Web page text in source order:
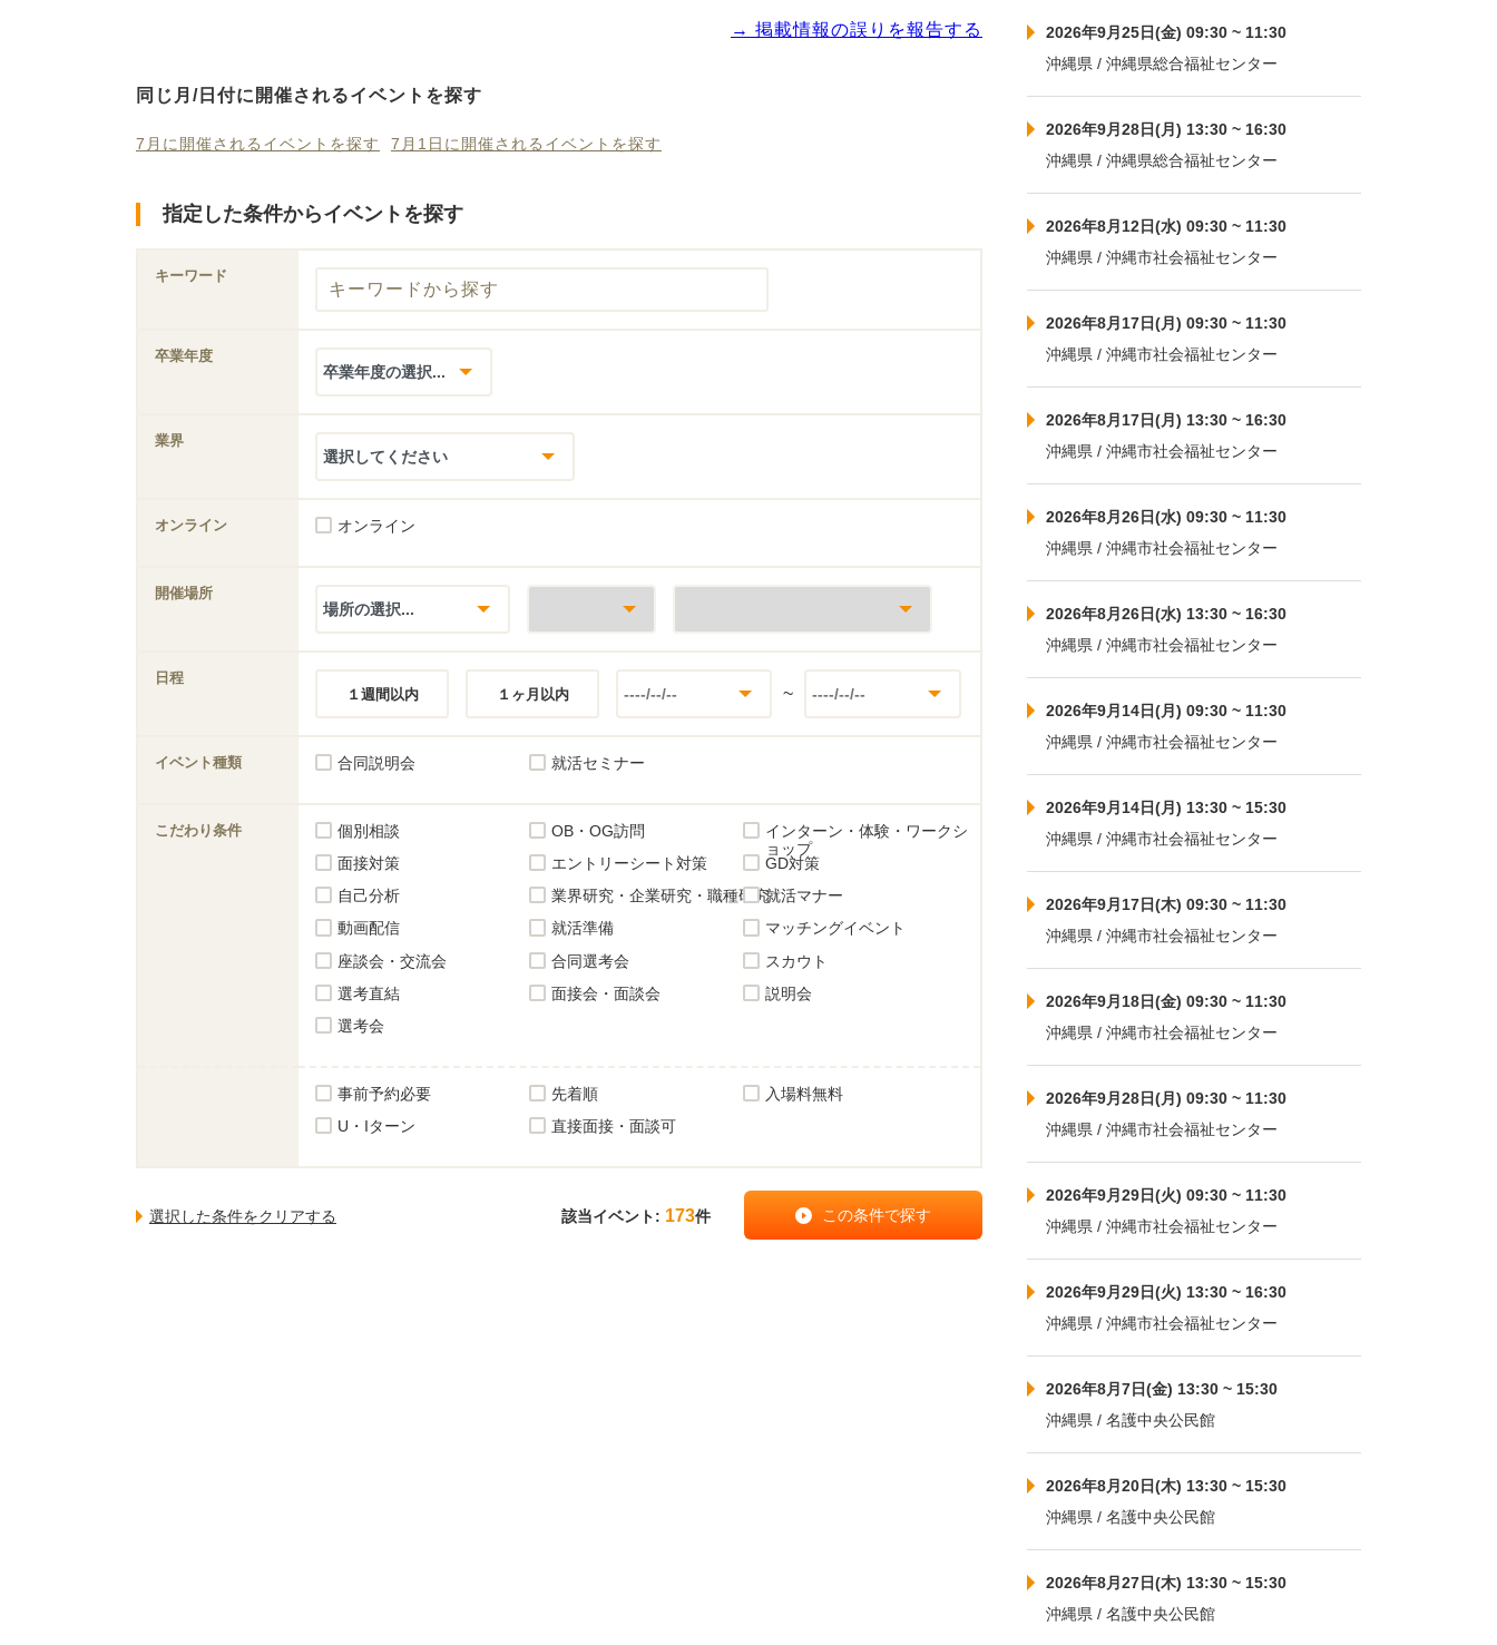
→ 掲載情報の誤りを報告する
同じ月/日付に開催されるイベントを探す
7月に開催されるイベントを探す 7月1日に開催されるイベントを探す
指定した条件からイベントを探す
キーワード
卒業年度
業界
オンライン オンライン
開催場所
日程
１週間以内
１ヶ月以内 ~
イベント種類 合同説明会 就活セミナー
こだわり条件 個別相談 OB・OG訪問
インターン・体験・ワークシ
ョップ
面接対策
エントリーシート対策
GD対策
自己分析
業界研究・企業研究・職種研究就活マナー
動画配信
就活準備
マッチングイベント
座談会・交流会
合同選考会
スカウト
選考直結
面接会・面談会
説明会
選考会
事前予約必要 先着順
入場料無料
U・Iターン
直接面接・面談可
該当イベント: 173件
2026年9月25日(金) 09:30 ~ 11:30
沖縄県 / 沖縄県総合福祉センター
2026年9月28日(月) 13:30 ~ 16:30
沖縄県 / 沖縄県総合福祉センター
2026年8月12日(水) 09:30 ~ 11:30
沖縄県 / 沖縄市社会福祉センター
2026年8月17日(月) 09:30 ~ 11:30
沖縄県 / 沖縄市社会福祉センター
2026年8月17日(月) 13:30 ~ 16:30
沖縄県 / 沖縄市社会福祉センター
2026年8月26日(水) 09:30 ~ 11:30
沖縄県 / 沖縄市社会福祉センター
2026年8月26日(水) 13:30 ~ 16:30
沖縄県 / 沖縄市社会福祉センター
2026年9月14日(月) 09:30 ~ 11:30
沖縄県 / 沖縄市社会福祉センター
2026年9月14日(月) 13:30 ~ 15:30
沖縄県 / 沖縄市社会福祉センター
2026年9月17日(木) 09:30 ~ 11:30
沖縄県 / 沖縄市社会福祉センター
2026年9月18日(金) 09:30 ~ 11:30
沖縄県 / 沖縄市社会福祉センター
2026年9月28日(月) 09:30 ~ 11:30
沖縄県 / 沖縄市社会福祉センター
2026年9月29日(火) 09:30 ~ 11:30
沖縄県 / 沖縄市社会福祉センター
2026年9月29日(火) 13:30 ~ 16:30
沖縄県 / 沖縄市社会福祉センター
2026年8月7日(金) 13:30 ~ 15:30
沖縄県 / 名護中央公民館
2026年8月20日(木) 13:30 ~ 15:30
沖縄県 / 名護中央公民館
2026年8月27日(木) 13:30 ~ 15:30
沖縄県 / 名護中央公民館